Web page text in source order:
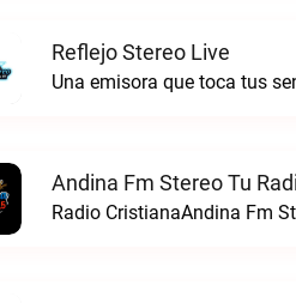
Reflejo Stereo Live
Una emisora que toca tus
Andina Fm Stereo Tu
Radio CristianaAndina Fm